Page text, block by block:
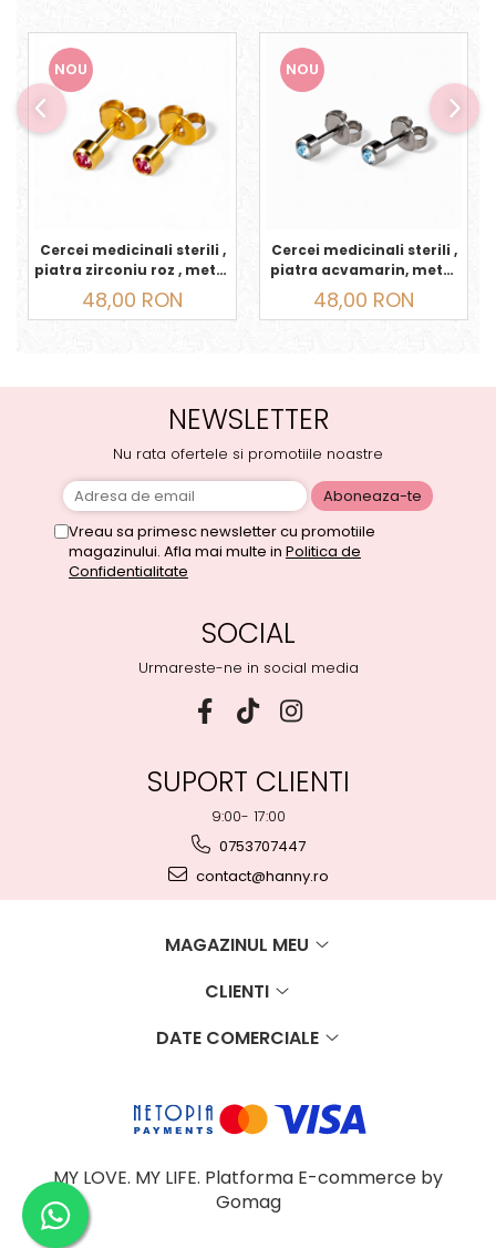
NOU
Cercei medicinali sterili ,
piatra zirconiu roz , metal
auriu, OCTOMBRIE
48,00 RON
NOU
Cercei medicinali sterili ,
piatra acvamarin, metal
argintiu, MARTIE
48,00 RON
NEWSLETTER
Nu rata ofertele si promotiile noastre
Vreau sa primesc newsletter cu promotiile
magazinului. Afla mai multe in Politica de
Confidentialitate
SOCIAL
Urmareste-ne in social media
SUPORT CLIENTI
9:00- 17:00
0753707447
contact@hanny.ro
MAGAZINUL MEU
CLIENTI
DATE COMERCIALE
MY LOVE. MY LIFE. Platforma E-commerce by
Gomag